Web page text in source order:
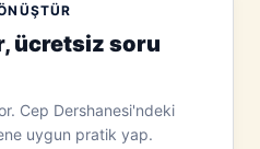
ücretsiz soru
Cep Dershanesi'ndeki
uygun pratik yap.